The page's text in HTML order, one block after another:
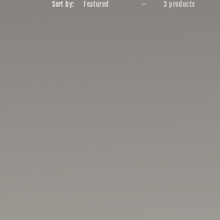
Sort by: 3 products